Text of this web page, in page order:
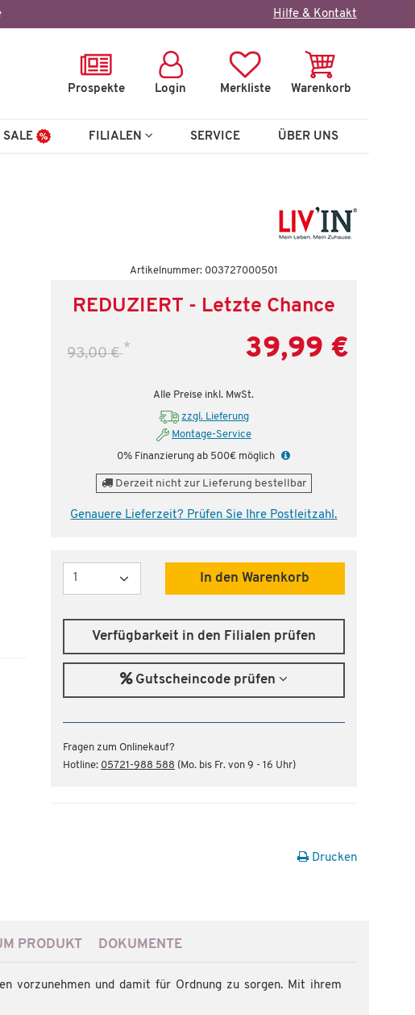
Hilfe & Kontakt
Prospekte Login Merkliste Warenkorb
SALE FILIALEN SERVICE ÜBER UNS
Artikelnummer: 003727000501
REDUZIERT - Letzte Chance
93,00 €* 39,99 €
Alle Preise inkl. MwSt.
zzgl. Lieferung
Montage-Service
0% Finanzierung ab 500€ möglich
Derzeit nicht zur Lieferung bestellbar
Genauere Lieferzeit? Prüfen Sie Ihre Postleitzahl.
Menge
In den Warenkorb
Verfügbarkeit in den Filialen prüfen
Gutscheincode prüfen
Fragen zum Onlinekauf?
Hotline: 05721-988 588 (Mo. bis Fr. von 9 - 16 Uhr)
Drucken
PRODUKT DOKUMENTE
vorzunehmen und damit für Ordnung zu sorgen. Mit ihrem